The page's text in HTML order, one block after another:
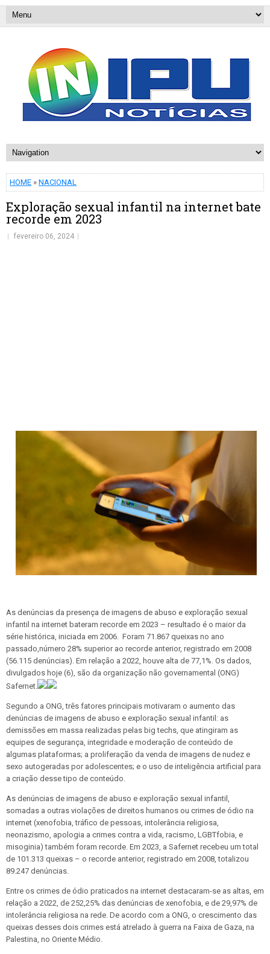
HOME » NACIONAL
Exploração sexual infantil na internet bate
recorde em 2023
fevereiro 06, 2024
As denúncias da presença de imagens de abuso e exploração sexual
infantil na internet bateram recorde em 2023 – resultado é o maior da
série histórica, iniciada em 2006. Foram 71.867 queixas no ano
passado,número 28% superior ao recorde anterior, registrado em 2008
(56.115 denúncias). Em relação a 2022, houve alta de 77,1%. Os dados,
divulgados hoje (6), são da organização não governamental (ONG)
Safernet.
Segundo a ONG, três fatores principais motivaram o aumento das
denúncias de imagens de abuso e exploração sexual infantil: as
demissões em massa realizadas pelas big techs, que atingiram as
equipes de segurança, integridade e moderação de conteúdo de
algumas plataformas; a proliferação da venda de imagens de nudez e
sexo autogeradas por adolescentes; e o uso de inteligência artificial para
a criação desse tipo de conteúdo.
As denúncias de imagens de abuso e exploração sexual infantil,
somadas a outras violações de direitos humanos ou crimes de ódio na
internet (xenofobia, tráfico de pessoas, intolerância religiosa,
neonazismo, apologia a crimes contra a vida, racismo, LGBTfobia, e
misoginia) também foram recorde. Em 2023, a Safernet recebeu um total
de 101.313 queixas – o recorde anterior, registrado em 2008, totalizou
89.247 denúncias.
Entre os crimes de ódio praticados na internet destacaram-se as altas, em
relação a 2022, de 252,25% das denúncias de xenofobia, e de 29,97% de
intolerância religiosa na rede. De acordo com a ONG, o crescimento das
queixas desses dois crimes está atrelado à guerra na Faixa de Gaza, na
Palestina, no Oriente Médio.